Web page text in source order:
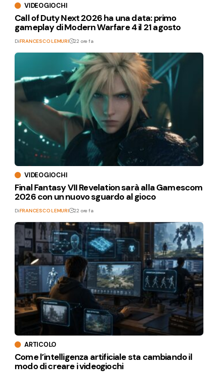
VIDEOGIOCHI
Call of Duty Next 2026 ha una data: primo
gameplay di Modern Warfare 4 il 21 agosto
DiFRANCESCO LEMURI 22 ore fa
VIDEOGIOCHI
Final Fantasy VII Revelation sarà alla Gamescom
2026 con un nuovo sguardo al gioco
DiFRANCESCO LEMURI 22 ore fa
ARTICOLO
Come l’intelligenza artificiale sta cambiando il
modo di creare i videogiochi